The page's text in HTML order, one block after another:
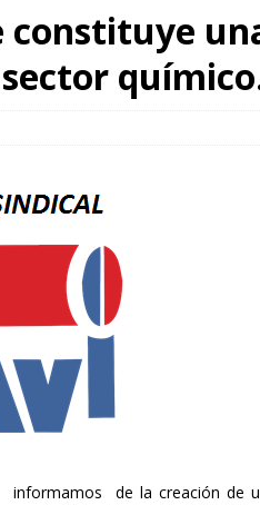
constituye
informamos de la creación de